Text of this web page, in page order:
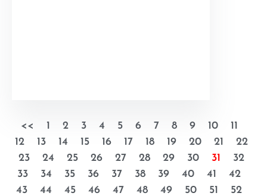
<< 1 2 3 4 5 6 7 8 9 10
11
12
13 14 15 16 17 18 19 20 21
22
23
24 25 26 27 28 29 30 31
32
33
34 35 36 37 38 39 40 41
42
43
44 45 46 47 48 49 50 51
52